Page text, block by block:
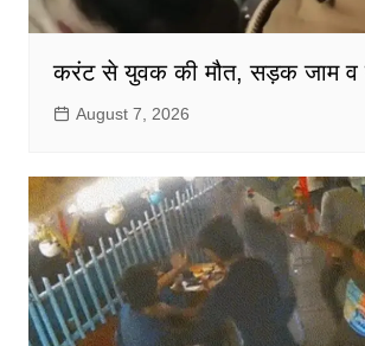
करंट से युवक की मौत, सड़क जाम व
August 7, 2026